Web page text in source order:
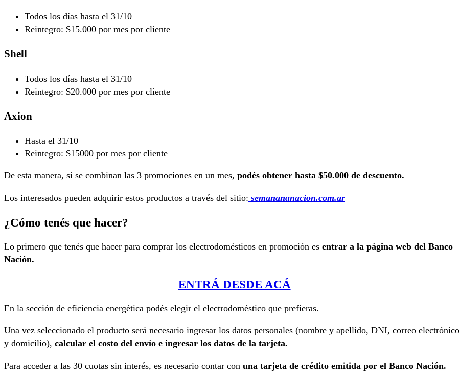
Todos los días hasta el 31/10
Reintegro: $15.000 por mes por cliente
Shell
Todos los días hasta el 31/10
Reintegro: $20.000 por mes por cliente
Axion
Hasta el 31/10
Reintegro: $15000 por mes por cliente
De esta manera, si se combinan las 3 promociones en un mes, podés obtener hasta $50.000 de descuento.
Los interesados pueden adquirir estos productos a través del sitio: semanananacion.com.ar
¿Cómo tenés que hacer?
Lo primero que tenés que hacer para comprar los electrodomésticos en promoción es entrar a la página web del Banco
Nación.
ENTRÁ DESDE ACÁ
En la sección de eficiencia energética podés elegir el electrodoméstico que prefieras.
Una vez seleccionado el producto será necesario ingresar los datos personales (nombre y apellido, DNI, correo electrónico
y domicilio), calcular el costo del envío e ingresar los datos de la tarjeta.
Para acceder a las 30 cuotas sin interés, es necesario contar con una tarjeta de crédito emitida por el Banco Nación.